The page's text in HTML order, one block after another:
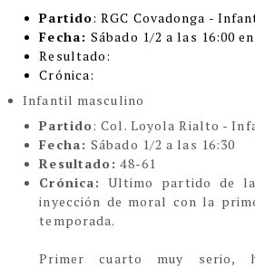
Partido: RGC Covadonga -
Fecha:Sábado 1/2 a las 16:00
Resultado:
Crónica:
Infantil masculino
Partido: Col. Loyola Rialto -
Fecha:Sábado 1/2 a las 16:30
Resultado: 48-61
Crónica: Ultimo partido de
inyección de moral con la
temporada.
Primer cuarto muy serio,